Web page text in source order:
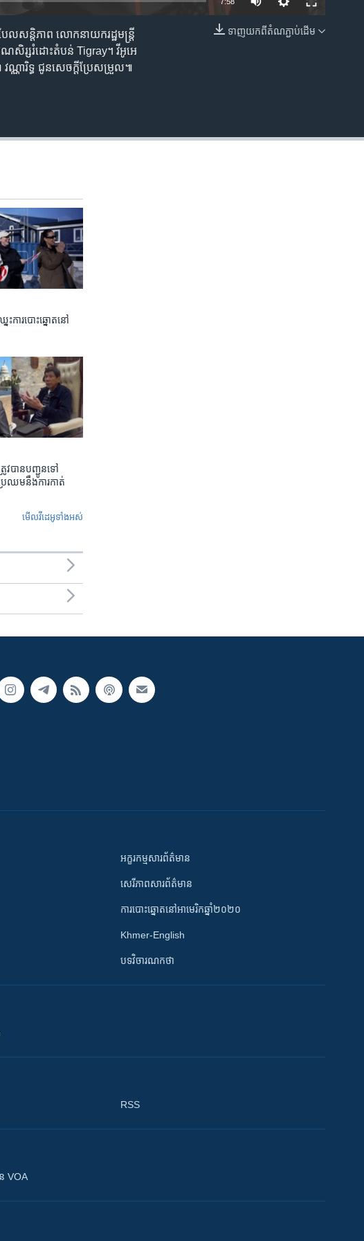
EMBED
ទាញ​យក​ពី​តំណភ្ជាប់​ដើម
ល​សន្តិភាព លោក​នាយករដ្ឋមន្ត្រី
ណសិរ្ស​រំដោះ​តំបន់​ Tigray។ វីអូអេ​
ណ្ណារិទ្ធ ជូន​សេចក្តី​ប្រែ​សម្រួល៕
ការបោះឆ្នោត​នៅ
វ​បាន​បញ្ជូនទៅ
រឈម​នឹង​ការកាត់
មើល​វីដេអូ​ទាំង​អស់
អក្ខរកម្មសារព័ត៌មាន
សេរីភាពសារព័ត៌មាន
ការបោះឆ្នោតនៅអាមេរិកឆ្នាំ២០២០
Khmer-English
បទវិចារណកថា
RSS
VOA